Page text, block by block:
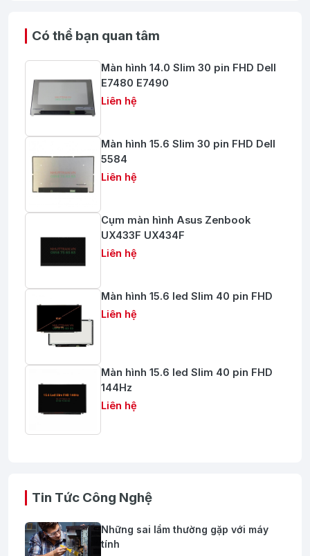
Có thể bạn quan tâm
Màn hình 14.0 Slim 30 pin FHD Dell
E7480 E7490
Liên hệ
Màn hình 15.6 Slim 30 pin FHD Dell
5584
Liên hệ
Cụm màn hình Asus Zenbook
UX433F UX434F
Liên hệ
Màn hình 15.6 led Slim 40 pin FHD
Liên hệ
Màn hình 15.6 led Slim 40 pin FHD
144Hz
Liên hệ
Tin Tức Công Nghệ
Những sai lầm thường gặp với máy
tính